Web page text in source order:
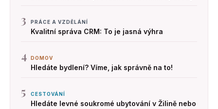
3 PRÁCE A VZDĚLÁNÍ
Kvalitní správa CRM: To je jasná výhra
4 DOMOV
Hledáte bydlení? Víme, jak správně na to!
5 CESTOVÁNÍ
Hledáte levné soukromé ubytování v Žilině nebo